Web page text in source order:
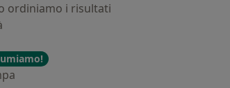
ordiniamo i risultati